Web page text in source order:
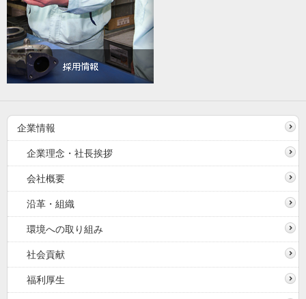
企業情報
企業理念・社長挨拶
会社概要
沿革・組織
環境への取り組み
社会貢献
福利厚生